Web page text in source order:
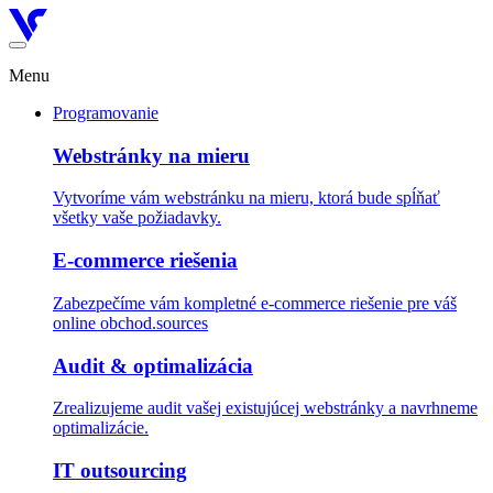
Menu
Programovanie
Webstránky na mieru
Vytvoríme vám webstránku na mieru, ktorá bude spĺňať
všetky vaše požiadavky.
E-commerce riešenia
Zabezpečíme vám kompletné e-commerce riešenie pre váš
online obchod.sources
Audit & optimalizácia
Zrealizujeme audit vašej existujúcej webstránky a navrhneme
optimalizácie.
IT outsourcing